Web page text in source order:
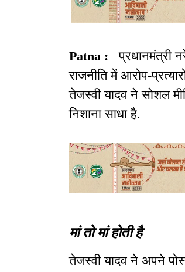
Patna :
प्रधानमंत्री
राजनीति में आरोप-
तेजस्वी यादव ने सोशल
निशाना साधा है.
मां तो मां होती है
तेजस्वी यादव ने अपने